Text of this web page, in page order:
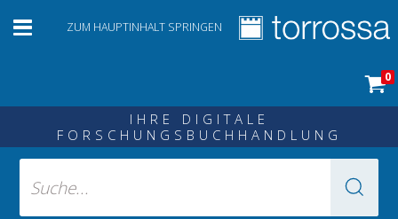
ZUM HAUPTINHALT SPRINGEN
0
IHRE DIGITALE
FORSCHUNGSBUCHHANDLUNG